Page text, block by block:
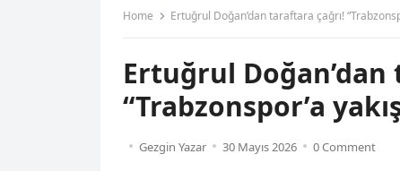
Home Ertuğrul Doğan’dan taraftara çağrı!
Ertuğrul
“Trabzonspor’a
Gezgin Yazar 30 Mayıs 2026 0 Comment